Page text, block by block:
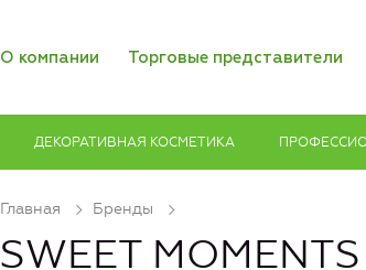
О компании Торговые представители
ДЕКОРАТИВНАЯ КОСМЕТИКА
Главная Бренды
SWEET MOMENTS